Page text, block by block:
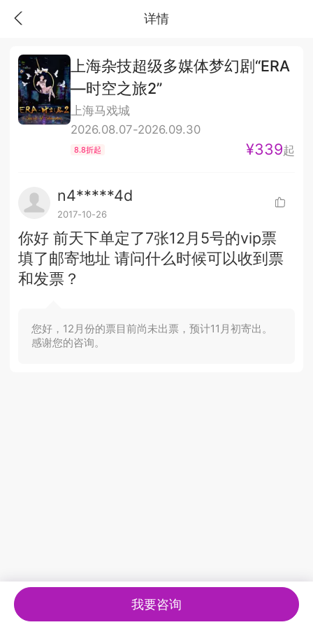
详情
上海杂技超级多媒体梦幻剧“ERA
—时空之旅2”
上海马戏城
2026.08.07-2026.09.30
8.8折起 ¥339起
n4*****4d
2017-10-26
你好 前天下单定了7张12月5号的vip票
填了邮寄地址 请问什么时候可以收到票
和发票？
您好，12月份的票目前尚未出票，预计11月初寄出。
感谢您的咨询。
我要咨询